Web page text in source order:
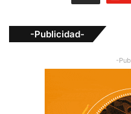
-Publicidad-
-